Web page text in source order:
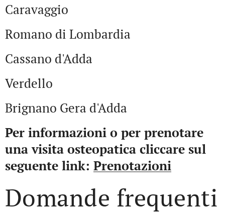
Caravaggio
Romano di Lombardia
Cassano d'Adda
Verdello
Brignano Gera d'Adda
Per informazioni o per prenotare
una visita osteopatica cliccare sul
seguente link: Prenotazioni
Domande frequenti